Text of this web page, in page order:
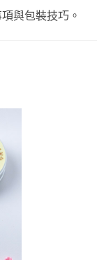
與包裝技巧。